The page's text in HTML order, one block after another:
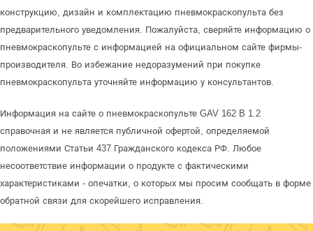
конструкцию, дизайн и комплектацию пневмокраскопульта без
предварительного уведомления. Пожалуйста, сверяйте информацию о
пневмокраскопульте с информацией на официальном сайте фирмы-
производителя. Во избежание недоразумений при покупке
пневмокраскопульта уточняйте информацию у консультантов.
Информация на сайте о пневмокраскопульте GAV 162 B 1.2
справочная и не является публичной офертой, определяемой
положениями Статьи 437 Гражданского кодекса РФ. Любое
несоответствие информации о продукте с фактическими
характеристиками - опечатки, о которых мы просим сообщать в форме
обратной связи для скорейшего исправления.